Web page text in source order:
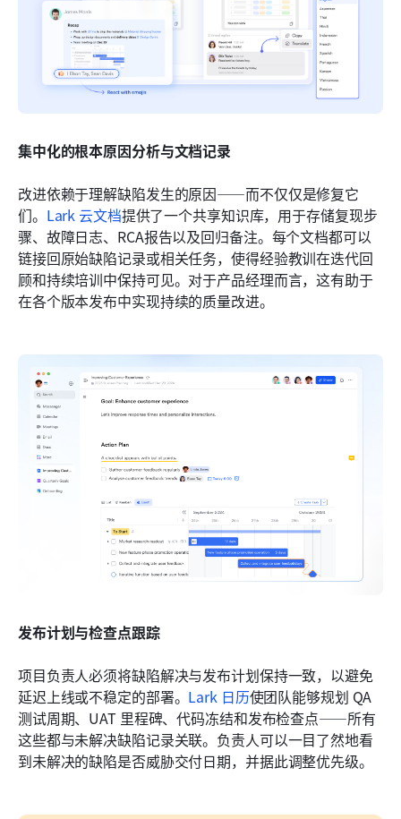
集中化的根本原因分析与文档记录
改进依赖于理解缺陷发生的原因——而不仅仅是修复它
们。 Lark 云文档提供了一个共享知识库，用于存储复现步
骤、故障日志、RCA报告以及回归备注。每个文档都可以
链接回原始缺陷记录或相关任务，使得经验教训在迭代回
顾和持续培训中保持可见。对于产品经理而言，这有助于
在各个版本发布中实现持续的质量改进。
发布计划与检查点跟踪
项目负责人必须将缺陷解决与发布计划保持一致，以避免
延迟上线或不稳定的部署。 Lark 日历使团队能够规划 QA
测试周期、UAT 里程碑、代码冻结和发布检查点——所有
这些都与未解决缺陷记录关联。负责人可以一目了然地看
到未解决的缺陷是否威胁交付日期，并据此调整优先级。